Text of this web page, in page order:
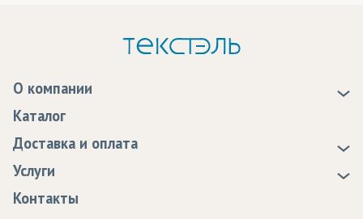
О компании
Статьи
Программа лояльности
Сертификаты качества
Каталог
Доставка и оплата
Доставка
Оплата
Услуги
Образцы
Контакты